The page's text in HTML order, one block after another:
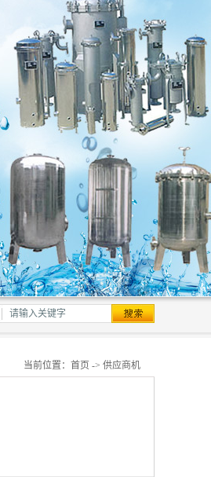
当前位置： 首页 -> 供应商机